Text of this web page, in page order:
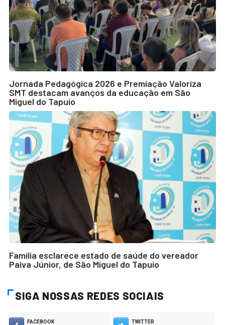
Jornada Pedagógica 2026 e Premiação Valoriza
SMT destacam avanços da educação em São
Miguel do Tapuio
Família esclarece estado de saúde do vereador
Paiva Júnior, de São Miguel do Tapuio
SIGA NOSSAS REDES SOCIAIS
FACEBOOK
TWITTER